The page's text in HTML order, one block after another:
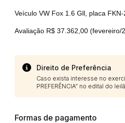
Veículo VW Fox 1.6 Gll, placa
Avaliação R$ 37.362,00 (fevereiro/
Direito de Preferência
Caso exista interesse no
PREFERÊNCIA” no edital do
Formas de pagamento